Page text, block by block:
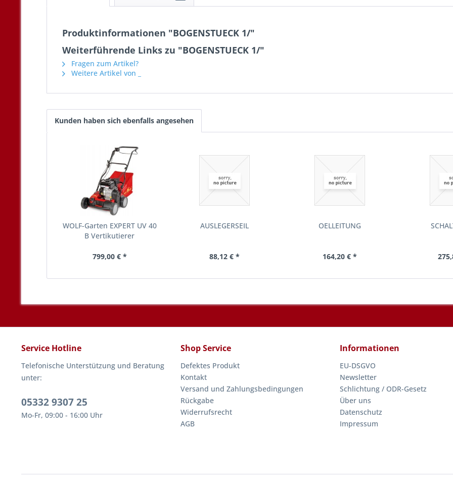
Produktinformationen "BOGENSTUECK 1/"
Weiterführende Links zu "BOGENSTUECK 1/"
Fragen zum Artikel?
Weitere Artikel von _
Kunden haben sich ebenfalls angesehen
WOLF-Garten EXPERT UV 40
B Vertikutierer
799,00 € *
AUSLEGERSEIL
88,12 € *
OELLEITUNG
164,20 € *
Service Hotline
Telefonische Unterstützung und Beratung
unter:
05332 9307 25
Mo-Fr, 09:00 - 16:00 Uhr
Shop Service
Defektes Produkt
Kontakt
Versand und Zahlungsbedingungen
Rückgabe
Widerrufsrecht
AGB
Informationen
EU-DSGVO
Newsletter
Schlichtung / ODR-Gesetz
Über uns
Datenschutz
Impressum